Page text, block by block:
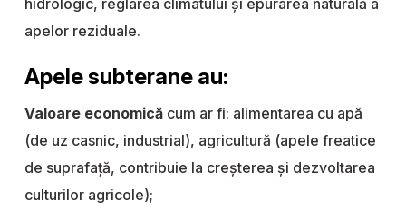
hidrologic, reglarea climatului și epurarea naturală a
apelor reziduale.
Apele subterane au:
Valoare economică cum ar fi: alimentarea cu apă
(de uz casnic, industrial), agricultură (apele freatice
de suprafaţă, contribuie la creşterea şi dezvoltarea
culturilor agricole);